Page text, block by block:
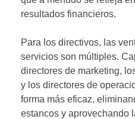
resultados financieros.
Para los directivos, las
servicios son múltiples.
directores de marketing,
y los directores de
forma más eficaz,
estancos y aprovechando